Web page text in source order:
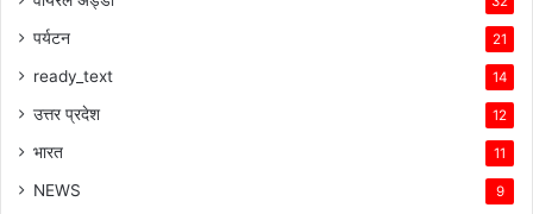
पर्यटन 21
ready_text 14
उत्तर प्रदेश 12
भारत 11
NEWS 9